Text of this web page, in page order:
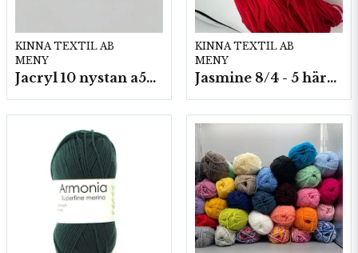
KINNA TEXTIL AB
MENY
Jacryl 10 nystan a50g./fp.
KINNA TEXTIL AB
MENY
Jasmine 8/4 - 5 härvor a200g./fp.